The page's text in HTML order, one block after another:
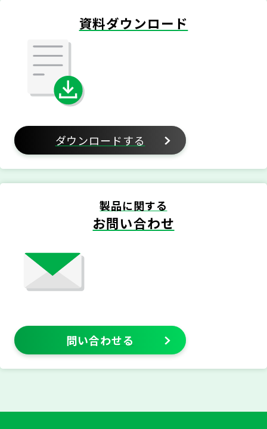
資料ダウンロード
ダウンロードする
製品に関する
お問い合わせ
問い合わせる